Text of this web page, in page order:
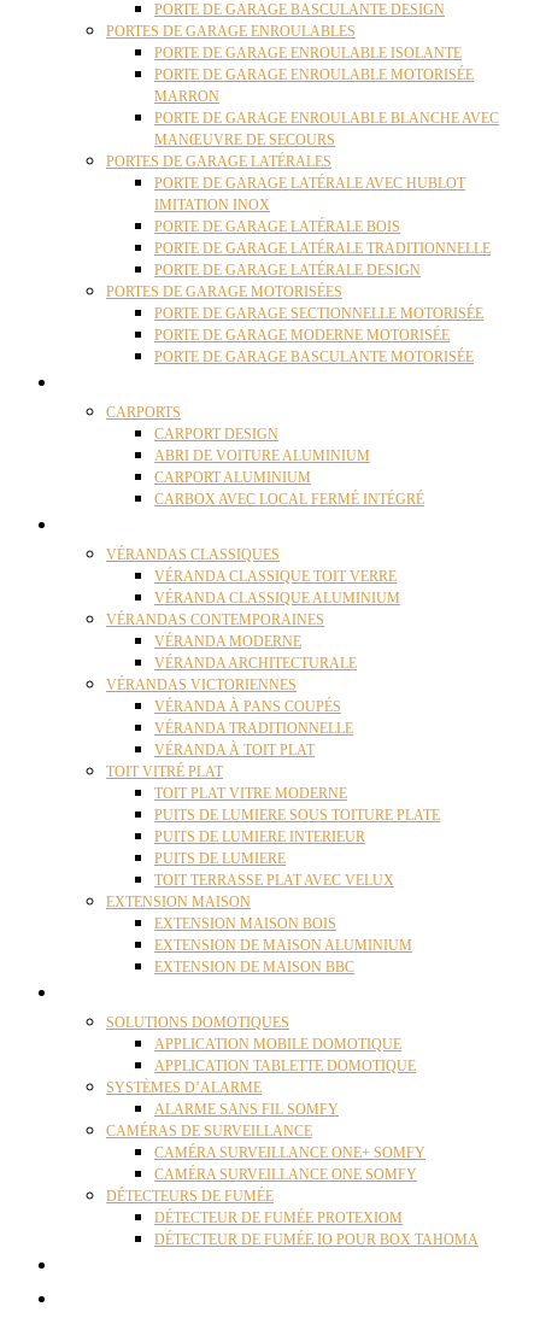
PORTE DE GARAGE BASCULANTE DESIGN
PORTES DE GARAGE ENROULABLES
PORTE DE GARAGE ENROULABLE ISOLANTE
PORTE DE GARAGE ENROULABLE MOTORISÉE
MARRON
PORTE DE GARAGE ENROULABLE BLANCHE AVEC
MANŒUVRE DE SECOURS
PORTES DE GARAGE LATÉRALES
PORTE DE GARAGE LATÉRALE AVEC HUBLOT
IMITATION INOX
PORTE DE GARAGE LATÉRALE BOIS
PORTE DE GARAGE LATÉRALE TRADITIONNELLE
PORTE DE GARAGE LATÉRALE DESIGN
PORTES DE GARAGE MOTORISÉES
PORTE DE GARAGE SECTIONNELLE MOTORISÉE
PORTE DE GARAGE MODERNE MOTORISÉE
PORTE DE GARAGE BASCULANTE MOTORISÉE
CARPORTS
CARPORT DESIGN
ABRI DE VOITURE ALUMINIUM
CARPORT ALUMINIUM
CARBOX AVEC LOCAL FERMÉ INTÉGRÉ
VÉRANDAS CLASSIQUES
VÉRANDA CLASSIQUE TOIT VERRE
VÉRANDA CLASSIQUE ALUMINIUM
VÉRANDAS CONTEMPORAINES
VÉRANDA MODERNE
VÉRANDA ARCHITECTURALE
VÉRANDAS VICTORIENNES
VÉRANDA À PANS COUPÉS
VÉRANDA TRADITIONNELLE
VÉRANDA À TOIT PLAT
TOIT VITRÉ PLAT
TOIT PLAT VITRE MODERNE
PUITS DE LUMIERE SOUS TOITURE PLATE
PUITS DE LUMIERE INTERIEUR
PUITS DE LUMIERE
TOIT TERRASSE PLAT AVEC VELUX
EXTENSION MAISON
EXTENSION MAISON BOIS
EXTENSION DE MAISON ALUMINIUM
EXTENSION DE MAISON BBC
SOLUTIONS DOMOTIQUES
APPLICATION MOBILE DOMOTIQUE
APPLICATION TABLETTE DOMOTIQUE
SYSTÈMES D’ALARME
ALARME SANS FIL SOMFY
CAMÉRAS DE SURVEILLANCE
CAMÉRA SURVEILLANCE ONE+ SOMFY
CAMÉRA SURVEILLANCE ONE SOMFY
DÉTECTEURS DE FUMÉE
DÉTECTEUR DE FUMÉE PROTEXIOM
DÉTECTEUR DE FUMÉE IO POUR BOX TAHOMA